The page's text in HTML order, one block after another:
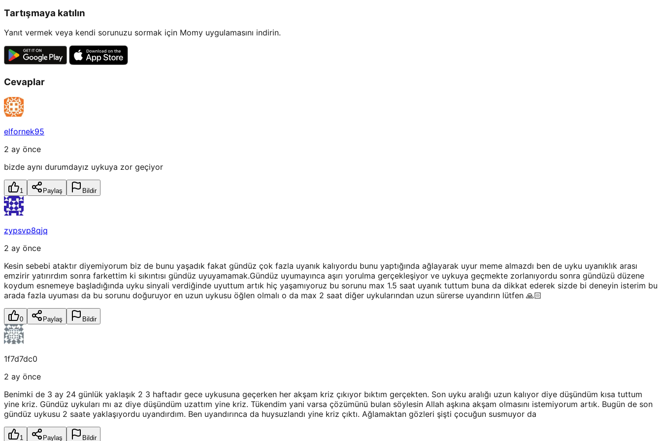
Tartışmaya katılın
Yanıt vermek veya kendi sorunuzu sormak için Momy uygulamasını indirin.
Cevaplar
elfornek95
2 ay önce
bizde aynı durumdayız uykuya zor geçiyor
1 Paylaş Bildir
zypsvp8qjq
2 ay önce
Kesin sebebi ataktır diyemiyorum biz de bunu yaşadık fakat gündüz çok fazla uyanık kalıyordu bunu yaptığında ağlayarak uyur meme almazdı ben de uyku uyanıklık arası
emzirir yatırırdım sonra farkettim ki sıkıntısı gündüz uyuyamamak.Gündüz uyumayınca aşırı yorulma gerçekleşiyor ve uykuya geçmekte zorlanıyordu sonra gündüzü düzene
koydum esnemeye başladığında uyku sinyali verdiğinde uyuttum artık hiç yaşamıyoruz bu sorunu max 1.5 saat uyanık tuttum buna da dikkat ederek sizde bi deneyin isterim bu
arada fazla uyuması da bu sorunu doğuruyor en uzun uykusu öğlen olmalı o da max 2 saat diğer uykularından uzun sürerse uyandırın lütfen 🙏🏻
0 Paylaş Bildir
1f7d7dc0
2 ay önce
Benimki de 3 ay 24 günlük yaklaşık 2 3 haftadır gece uykusuna geçerken her akşam kriz çıkıyor bıktım gerçekten. Son uyku aralığı uzun kalıyor diye düşündüm kısa tuttum
yine kriz. Gündüz uykuları mı az diye düşündüm uzattım yine kriz. Tükendim yani varsa çözümünü bulan söylesin Allah aşkına akşam olmasını istemiyorum artık. Bugün de son
gündüz uykusu 2 saate yaklaşıyordu uyandırdım. Ben uyandırınca da huysuzlandı yine kriz çıktı. Ağlamaktan gözleri şişti çocuğun susmuyor da
1 Paylaş Bildir